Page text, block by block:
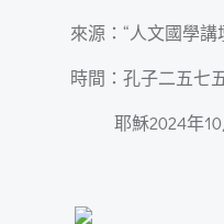
來源：“人文國學講
時間：孔子二五七
耶穌2024年10